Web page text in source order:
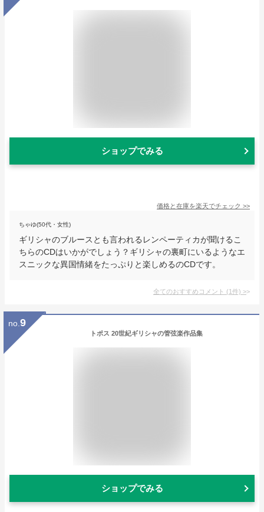
ショップでみる
価格と在庫を楽天でチェック >>
ちゃゆ(50代・女性)
ギリシャのブルースとも言われるレンペーティカが聞けるこ
ちらのCDはいかがでしょう？ギリシャの裏町にいるようなエ
スニックな異国情緒をたっぷりと楽しめるのCDです。
全てのおすすめコメント (1件) >
no. 9
トポス 20世紀ギリシャの管弦楽作品集
ショップでみる